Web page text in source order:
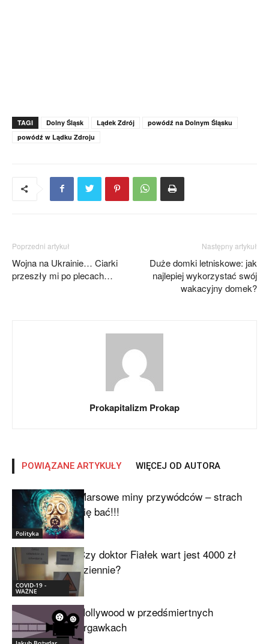
TAGI Dolny Śląsk Lądek Zdrój
powódź na Dolnym Śląsku
powódź w Lądku Zdroju
Poprzedni artykuł
Wojna na Ukrainie… Ciarki
przeszły mi po plecach…
Następny artykuł
Duże domki letniskowe: jak
najlepiej wykorzystać swój
wakacyjny domek?
Prokapitalizm Prokap
POWIĄZANE ARTYKUŁY WIĘCEJ OD AUTORA
Polityka
Marsowe miny przywódców – strach
się bać!!!
COVID-19 -
WAŻNE
Czy doktor Fiałek wart jest 4000 zł
dziennie?
Hollywood w przedśmiertnych
drgawkach